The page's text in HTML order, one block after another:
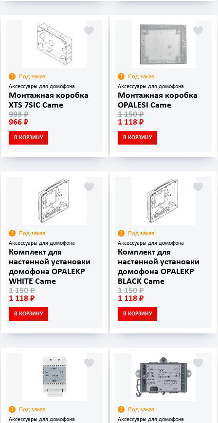
Под заказ
Аксессуары для домофона
Монтажная коробка
XTS 7SIC Came
993 ₽
966 ₽
В КОРЗИНУ
Под заказ
Аксессуары для домофона
Монтажная коробка
OPALESI Came
1 150 ₽
1 118 ₽
В КОРЗИНУ
Под заказ
Аксессуары для домофона
Комплект для
настенной установки
домофона OPALEKP
WHITE Came
1 150 ₽
1 118 ₽
В КОРЗИНУ
Под заказ
Аксессуары для домофона
Комплект для
настенной установки
домофона OPALEKP
BLACK Came
1 150 ₽
1 118 ₽
В КОРЗИНУ
Под заказ
Аксессуары для домофона
Под заказ
Аксессуары для домофона